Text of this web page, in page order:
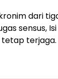
dari
sensus,
tetap